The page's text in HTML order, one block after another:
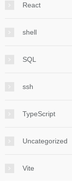
React
shell
SQL
ssh
TypeScript
Uncategorized
Vite